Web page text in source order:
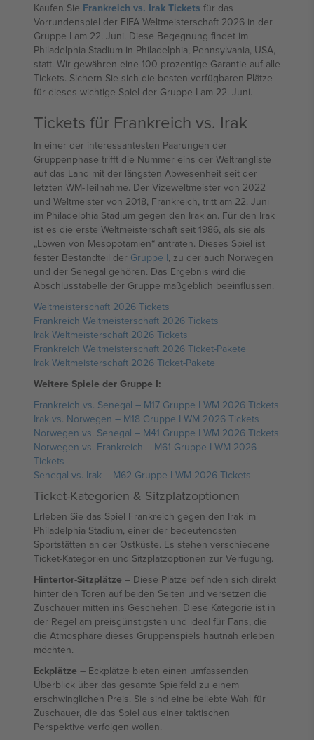
Kaufen Sie Frankreich vs. Irak Tickets für das
Vorrundenspiel der FIFA Weltmeisterschaft 2026 in der
Gruppe I am 22. Juni. Diese Begegnung findet im
Philadelphia Stadium in Philadelphia, Pennsylvania, USA,
statt. Wir gewähren eine 100-prozentige Garantie auf alle
Tickets. Sichern Sie sich die besten verfügbaren Plätze
für dieses wichtige Spiel der Gruppe I am 22. Juni.
Tickets für Frankreich vs. Irak
In einer der interessantesten Paarungen der
Gruppenphase trifft die Nummer eins der Weltrangliste
auf das Land mit der längsten Abwesenheit seit der
letzten WM-Teilnahme. Der Vizeweltmeister von 2022
und Weltmeister von 2018, Frankreich, tritt am 22. Juni
im Philadelphia Stadium gegen den Irak an. Für den Irak
ist es die erste Weltmeisterschaft seit 1986, als sie als
„Löwen von Mesopotamien“ antraten. Dieses Spiel ist
fester Bestandteil der Gruppe I, zu der auch Norwegen
und der Senegal gehören. Das Ergebnis wird die
Abschlusstabelle der Gruppe maßgeblich beeinflussen.
Weltmeisterschaft 2026 Tickets
Frankreich Weltmeisterschaft 2026 Tickets
Irak Weltmeisterschaft 2026 Tickets
Frankreich Weltmeisterschaft 2026 Ticket-Pakete
Irak Weltmeisterschaft 2026 Ticket-Pakete
Weitere Spiele der Gruppe I:
Frankreich vs. Senegal – M17 Gruppe I WM 2026 Tickets
Irak vs. Norwegen – M18 Gruppe I WM 2026 Tickets
Norwegen vs. Senegal – M41 Gruppe I WM 2026 Tickets
Norwegen vs. Frankreich – M61 Gruppe I WM 2026
Tickets
Senegal vs. Irak – M62 Gruppe I WM 2026 Tickets
Ticket-Kategorien & Sitzplatzoptionen
Erleben Sie das Spiel Frankreich gegen den Irak im
Philadelphia Stadium, einer der bedeutendsten
Sportstätten an der Ostküste. Es stehen verschiedene
Ticket-Kategorien und Sitzplatzoptionen zur Verfügung.
Hintertor-Sitzplätze – Diese Plätze befinden sich direkt
hinter den Toren auf beiden Seiten und versetzen die
Zuschauer mitten ins Geschehen. Diese Kategorie ist in
der Regel am preisgünstigsten und ideal für Fans, die
die Atmosphäre dieses Gruppenspiels hautnah erleben
möchten.
Eckplätze – Eckplätze bieten einen umfassenden
Überblick über das gesamte Spielfeld zu einem
erschwinglichen Preis. Sie sind eine beliebte Wahl für
Zuschauer, die das Spiel aus einer taktischen
Perspektive verfolgen wollen.